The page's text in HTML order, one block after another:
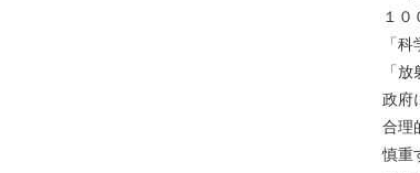
１０
「
「
政府
合理
慎重